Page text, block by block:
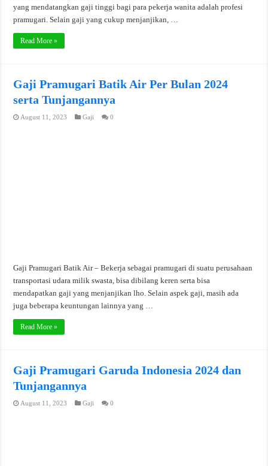
yang mendatangkan gaji tinggi bagi para pekerja wanita adalah profesi
pramugari. Selain gaji yang cukup menjanjikan, …
Read More »
Gaji Pramugari Batik Air Per Bulan 2024
serta Tunjangannya
August 11, 2023 Gaji 0
Gaji Pramugari Batik Air – Bekerja sebagai pramugari di suatu perusahaan
transportasi udara milik swasta, bisa dibilang keren serta bisa
mendapatkan gaji yang menjanjikan lho. Selain aspek gaji, masih ada
juga beberapa keuntungan lainnya yang …
Read More »
Gaji Pramugari Garuda Indonesia 2024 dan
Tunjangannya
August 11, 2023 Gaji 0